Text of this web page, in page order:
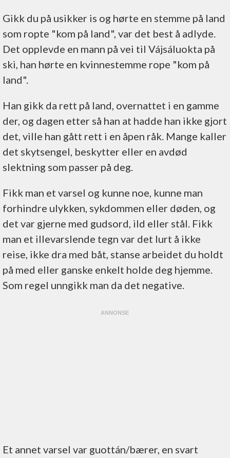
Gikk du på usikker is og hørte en stemme på land
som ropte "kom på land", var det best å adlyde.
Det opplevde en mann på vei til Vájsáluokta på
ski, han hørte en kvinnestemme rope "kom på
land".
Han gikk da rett på land, overnattet i en gamme
der, og dagen etter så han at hadde han ikke gjort
det, ville han gått rett i en åpen råk. Mange kaller
det skytsengel, beskytter eller en avdød
slektning som passer på deg.
Fikk man et varsel og kunne noe, kunne man
forhindre ulykken, sykdommen eller døden, og
det var gjerne med gudsord, ild eller stål. Fikk
man et illevarslende tegn var det lurt å ikke
reise, ikke dra med båt, stanse arbeidet du holdt
på med eller ganske enkelt holde deg hjemme.
Som regel unngikk man da det negative.
Et annet varsel var guottán/bærer, en svart